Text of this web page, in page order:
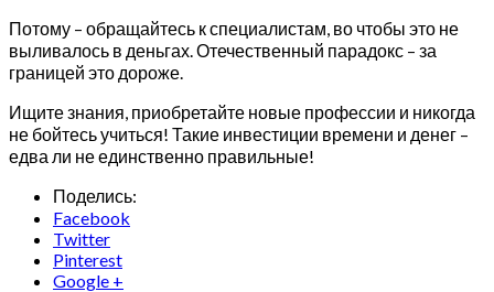
Потому – обращайтесь к специалистам, во чтобы это не
выливалось в деньгах. Отечественный парадокс – за
границей это дороже.
Ищите знания, приобретайте новые профессии и никогда
не бойтесь учиться! Такие инвестиции времени и денег –
едва ли не единственно правильные!
Поделись:
Facebook
Twitter
Pinterest
Google +